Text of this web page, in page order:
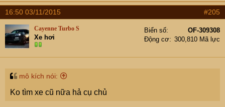
16:50 03/11/2015 #205
Cayenne Turbo S
Xe hơi
Biển số
OF-309308
Động cơ
300,810 Mã lực
mô kích nói:
Ko tìm xe cũ nữa hả cụ chủ